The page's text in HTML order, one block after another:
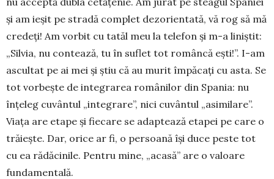
și am ieșit pe stradă complet dezorientată, vă rog să mă
credeți! Am vorbit cu tatăl meu la telefon și m-a liniștit:
„Silvia, nu contează, tu în suflet tot româncă ești!”. I-am
ascultat pe ai mei și știu că au murit împăcați cu asta. Se
tot vorbește de integrarea românilor din Spania: nu
înțeleg cuvântul „integrare”, nici cuvântul „asimilare”.
Viața are etape și fiecare se adaptează etapei pe care o
trăiește. Dar, ori­ce ar fi, o persoană își duce peste tot
cu ea rădăcinile. Pentru mine, „acasă” are o valoare
fundamentală.